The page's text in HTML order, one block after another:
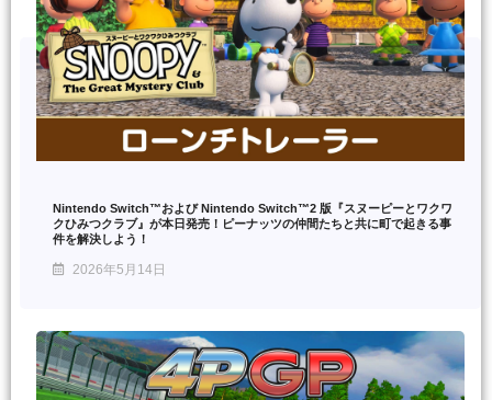
Nintendo Switch™および Nintendo Switch™2 版『スヌーピーとワクワ
クひみつクラブ』が本日発売！ピーナッツの仲間たちと共に町で起きる事
件を解決しよう！
2026年5月14日